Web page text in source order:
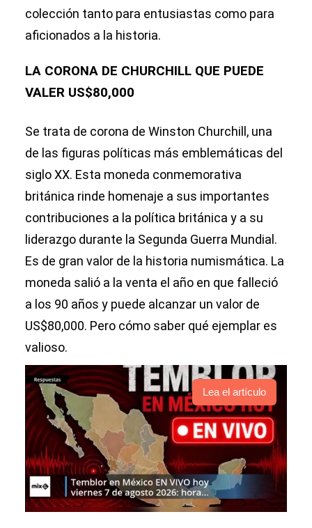
colección tanto para entusiastas como para
aficionados a la historia.
LA CORONA DE CHURCHILL QUE PUEDE
VALER US$80,000
Se trata de corona de Winston Churchill, una
de las figuras políticas más emblemáticas del
siglo XX. Esta moneda conmemorativa
británica rinde homenaje a sus importantes
contribuciones a la política británica y a su
liderazgo durante la Segunda Guerra Mundial.
Es de gran valor de la historia numismática. La
moneda salió a la venta el año en que falleció
a los 90 años y puede alcanzar un valor de
US$80,000. Pero cómo saber qué ejemplar es
valioso.
Lea el artículo